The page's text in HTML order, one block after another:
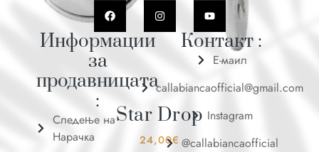
Star Drop
24,00€
Информации
за
продавницата
:
Следење на
Нарачка
Контакт :
Е-маил
callabiancaofficial@gmail.com
Instagram
@callabiancaofficial